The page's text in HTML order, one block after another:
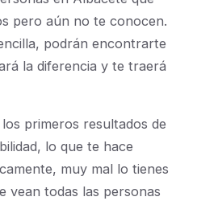
pero aún no te conocen.
podrán encontrarte
la diferencia y te traerá
primeros resultados de
lo que te hace
muy mal lo tienes
vean todas las personas